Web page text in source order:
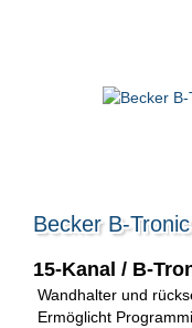
Becker B-
15-Kanal / B-
Wandhalter und
Ermöglicht